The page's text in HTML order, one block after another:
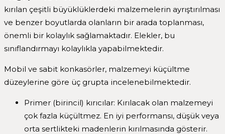
kırılan çeşitli büyüklüklerdeki malzemelerin ayrıştırılması
ve benzer boyutlarda olanların bir arada toplanması,
önemli bir kolaylık sağlamaktadır. Elekler, bu
sınıflandırmayı kolaylıkla yapabilmektedir.
Mobil ve sabit konkasörler, malzemeyi küçültme
düzeylerine göre üç grupta incelenebilmektedir.
Primer (birincil) kırıcılar: Kırılacak olan malzemeyi
çok fazla küçültmez. En iyi performansı, düşük veya
orta sertlikteki madenlerin kırılmasında gösterir.